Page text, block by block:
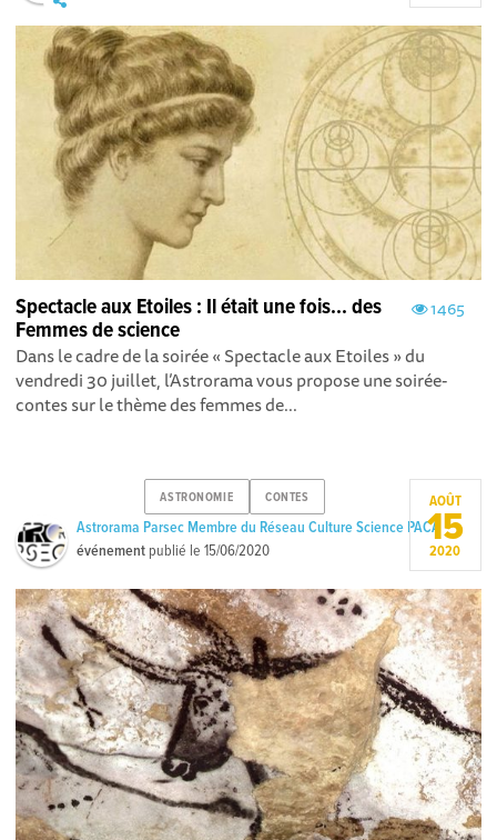
1465
Spectacle aux Etoiles : Il était une fois... des
Femmes de science
Dans le cadre de la soirée « Spectacle aux Etoiles » du
vendredi 30 juillet, l’Astrorama vous propose une soirée-
contes sur le thème des femmes de...
ASTRONOMIE CONTES
Astrorama Parsec Membre du Réseau Culture Science PACA
événement publié le15/06/2020
AOÛT
15
2020